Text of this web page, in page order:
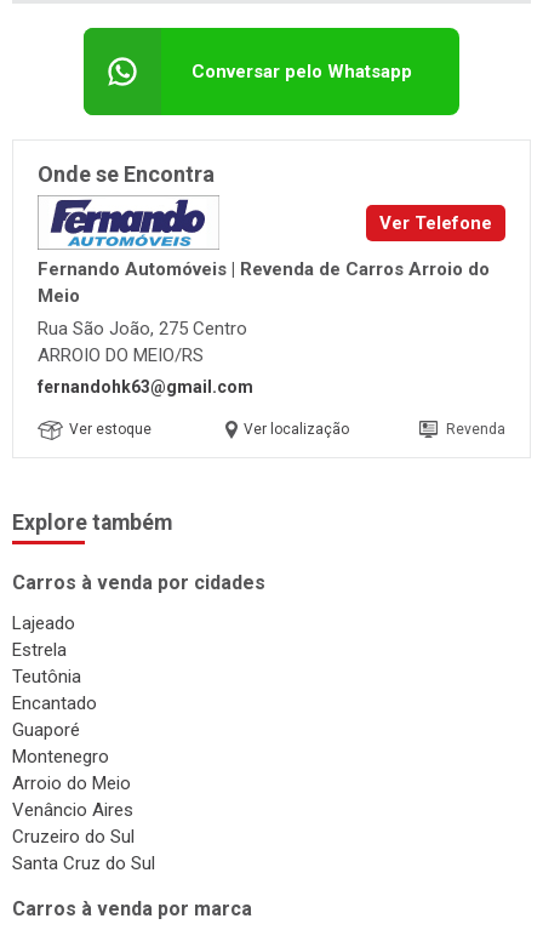
Conversar pelo Whatsapp
Onde se Encontra
Ver Telefone
Fernando Automóveis | Revenda de Carros Arroio do
Meio
Rua São João, 275 Centro
ARROIO DO MEIO/RS
fernandohk63@gmail.com
Ver estoque Ver localização Revenda
Explore também
Carros à venda por cidades
Lajeado
Estrela
Teutônia
Encantado
Guaporé
Montenegro
Arroio do Meio
Venâncio Aires
Cruzeiro do Sul
Santa Cruz do Sul
Carros à venda por marca